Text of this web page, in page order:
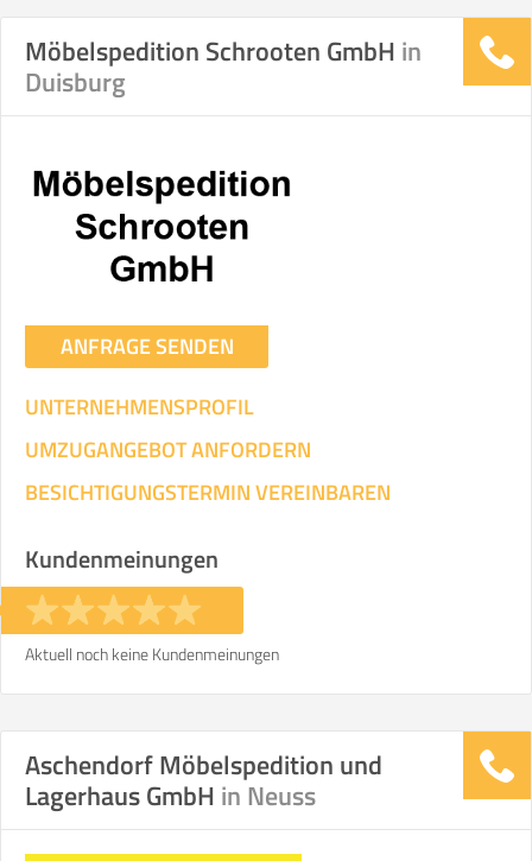
SO ERRECHNET SICH DIE KOSTENSCHÄTZUNG
Möbelspedition Schrooten GmbH in
Duisburg
ANFRAGE SENDEN
UNTERNEHMENSPROFIL
UMZUGANGEBOT ANFORDERN
BESICHTIGUNGSTERMIN VEREINBAREN
Kundenmeinungen
Aktuell noch keine Kundenmeinungen
Aschendorf Möbelspedition und
Lagerhaus GmbH in Neuss